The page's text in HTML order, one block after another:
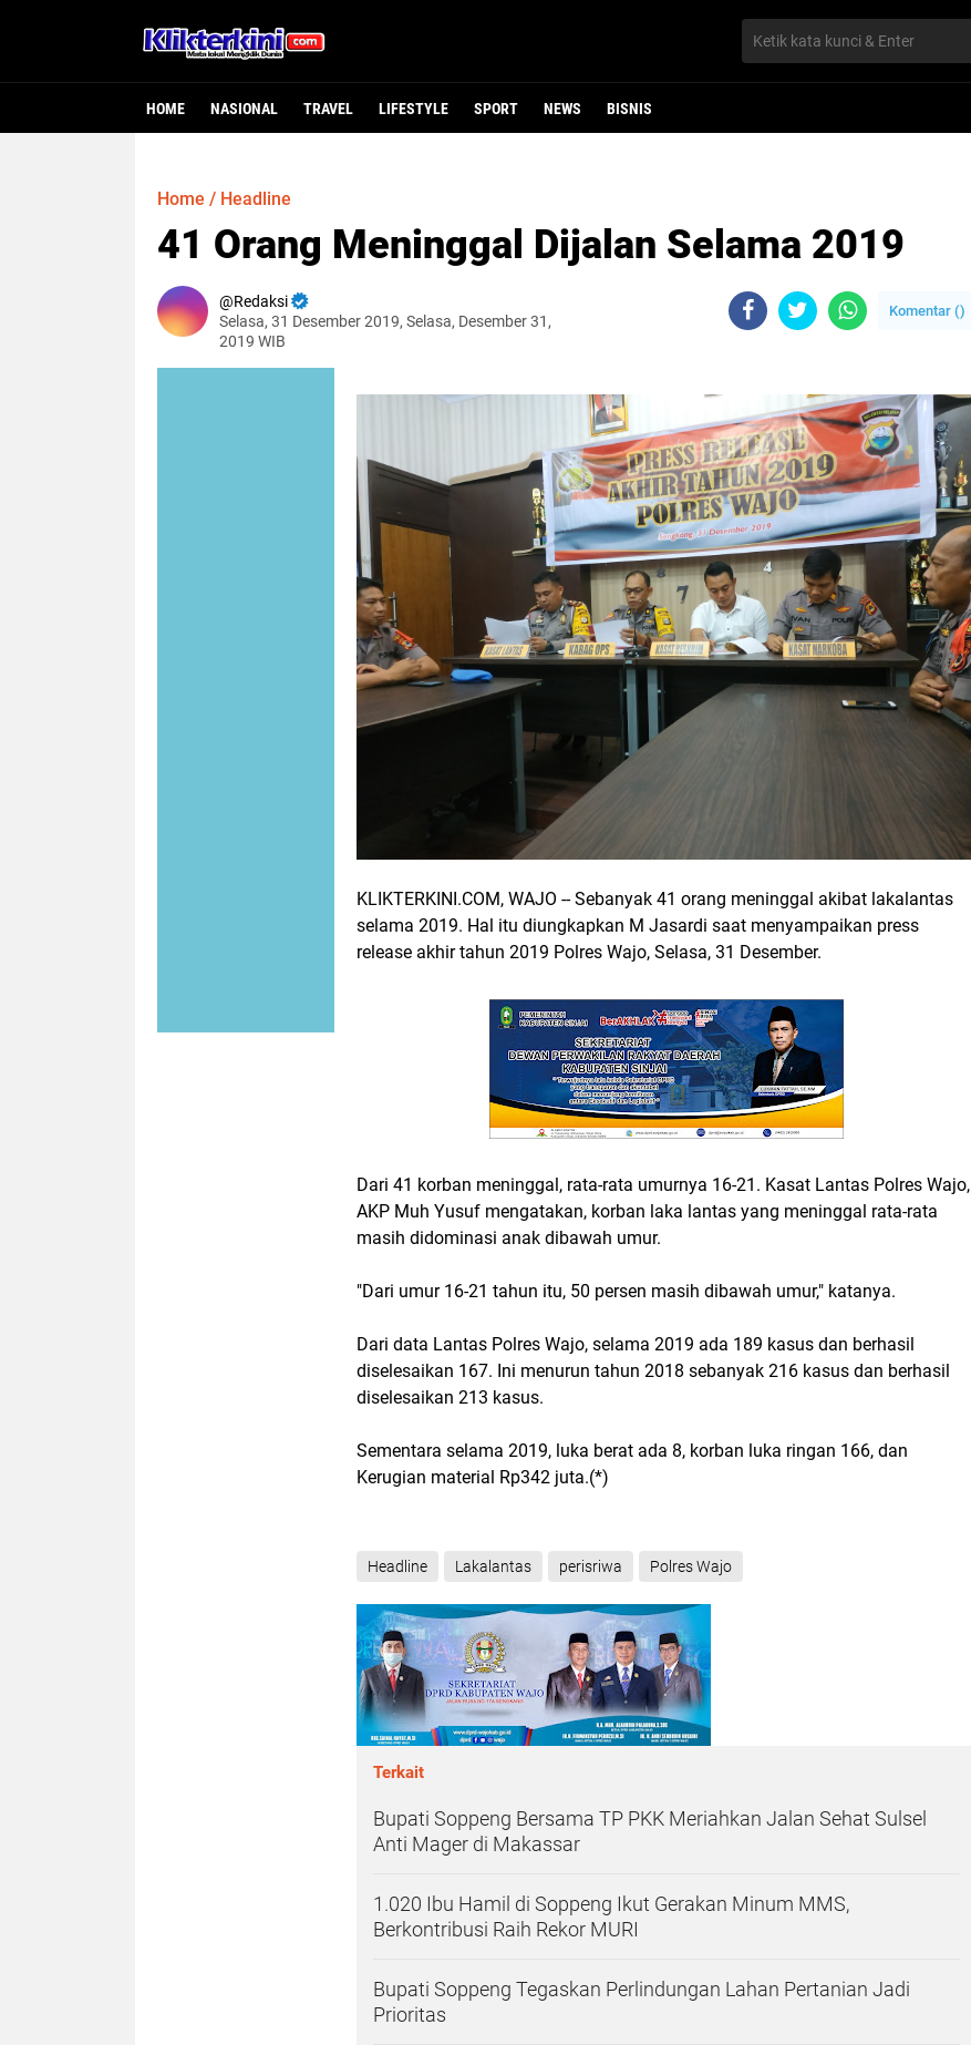
HOME NASIONAL TRAVEL LIFESTYLE SPORT NEWS BISNIS
Home / Headline
41 Orang Meninggal Dijalan Selama 2019
Redaksi
Selasa, 31 Desember 2019, Selasa, Desember 31,
2019 WIB
Komentar ()
KLIKTERKINI.COM, WAJO -- Sebanyak 41 orang meninggal akibat lakalantas
selama 2019. Hal itu diungkapkan M Jasardi saat menyampaikan press
release akhir tahun 2019 Polres Wajo, Selasa, 31 Desember.
Dari 41 korban meninggal, rata-rata umurnya 16-21. Kasat Lantas Polres Wajo,
AKP Muh Yusuf mengatakan, korban laka lantas yang meninggal rata-rata
masih didominasi anak dibawah umur.
"Dari umur 16-21 tahun itu, 50 persen masih dibawah umur," katanya.
Dari data Lantas Polres Wajo, selama 2019 ada 189 kasus dan berhasil
diselesaikan 167. Ini menurun tahun 2018 sebanyak 216 kasus dan berhasil
diselesaikan 213 kasus.
Sementara selama 2019, luka berat ada 8, korban luka ringan 166, dan
Kerugian material Rp342 juta.(*)
Headline Lakalantas perisriwa Polres Wajo
Terkait
Bupati Soppeng Bersama TP PKK Meriahkan Jalan Sehat Sulsel
Anti Mager di Makassar
1.020 Ibu Hamil di Soppeng Ikut Gerakan Minum MMS,
Berkontribusi Raih Rekor MURI
Bupati Soppeng Tegaskan Perlindungan Lahan Pertanian Jadi
Prioritas